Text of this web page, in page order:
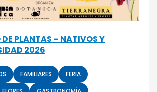
PLANTAS – NATIVOS Y
2026
FAMILIARES
FERIA